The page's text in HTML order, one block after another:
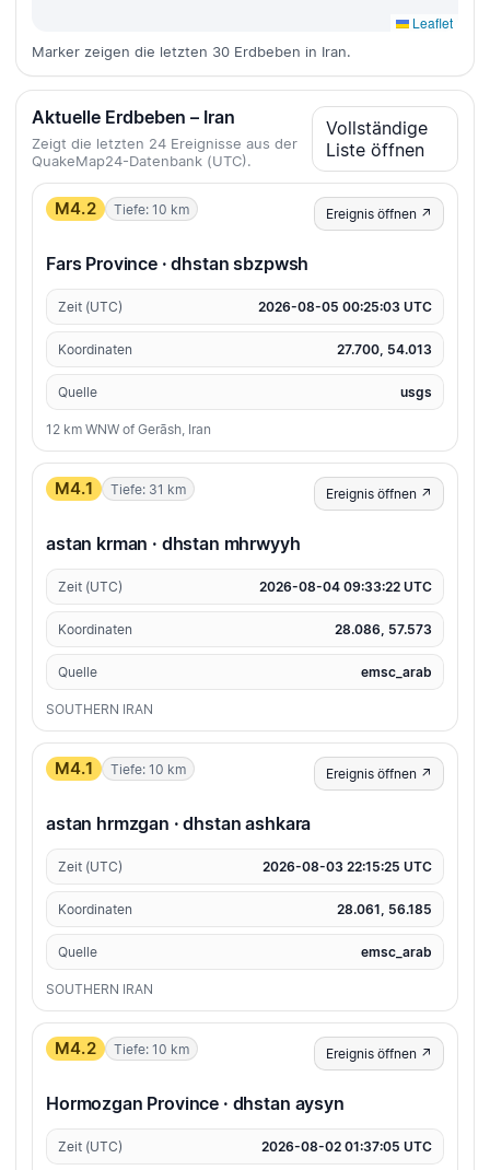
Leaflet
Marker zeigen die letzten 30 Erdbeben in Iran.
Aktuelle Erdbeben – Iran
Zeigt die letzten 24 Ereignisse aus der
QuakeMap24-Datenbank (UTC).
Vollständige
Liste öffnen
M4.2 Tiefe: 10 km Ereignis öffnen ↗
Fars Province · dhstan sbzpwsh
Zeit (UTC) 2026-08-05 00:25:03 UTC
Koordinaten 27.700, 54.013
Quelle usgs
12 km WNW of Gerāsh, Iran
M4.1 Tiefe: 31 km Ereignis öffnen ↗
astan krman · dhstan mhrwyyh
Zeit (UTC) 2026-08-04 09:33:22 UTC
Koordinaten 28.086, 57.573
Quelle emsc_arab
SOUTHERN IRAN
M4.1 Tiefe: 10 km Ereignis öffnen ↗
astan hrmzgan · dhstan ashkara
Zeit (UTC) 2026-08-03 22:15:25 UTC
Koordinaten 28.061, 56.185
Quelle emsc_arab
SOUTHERN IRAN
M4.2 Tiefe: 10 km Ereignis öffnen ↗
Hormozgan Province · dhstan aysyn
Zeit (UTC) 2026-08-02 01:37:05 UTC